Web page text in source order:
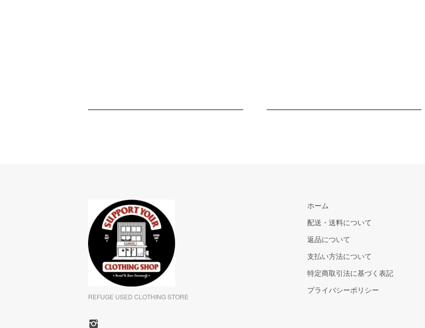
REFUGE USED CLOTHING STORE
ホーム
配送・送料について
返品について
支払い方法について
特定商取引法に基づく表記
プライバシーポリシー